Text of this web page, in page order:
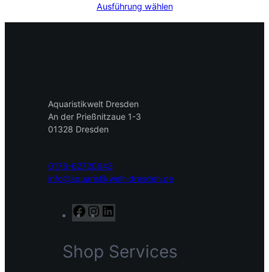
Ausführung wählen
Aquaristikwelt Dresden
An der Prießnitzaue 1-3
01328 Dresden
0176-62720643
info@aquaristikwelt-dresden.de
F
a
e
b
n
t
a
i
k
e
Shop Services